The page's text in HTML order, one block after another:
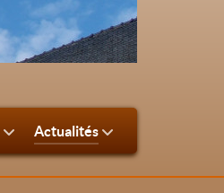
Actualités